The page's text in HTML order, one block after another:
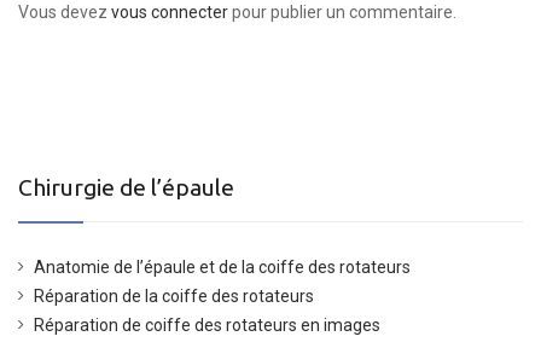
Vous devez vous connecterpour publier un commentaire.
Chirurgie de l’épaule
Anatomie de l’épaule et de la coiffe des rotateurs
Réparation de la coiffe des rotateurs
Réparation de coiffe des rotateurs en images